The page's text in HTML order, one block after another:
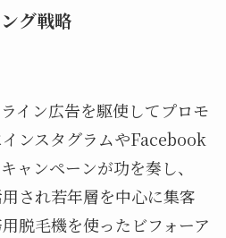
グ戦略
イン広告を駆使してプロモ
ンスタグラムやFacebook
ャンペーンが功を奏し、
され若年層を中心に集客
脱毛機を使ったビフォーア